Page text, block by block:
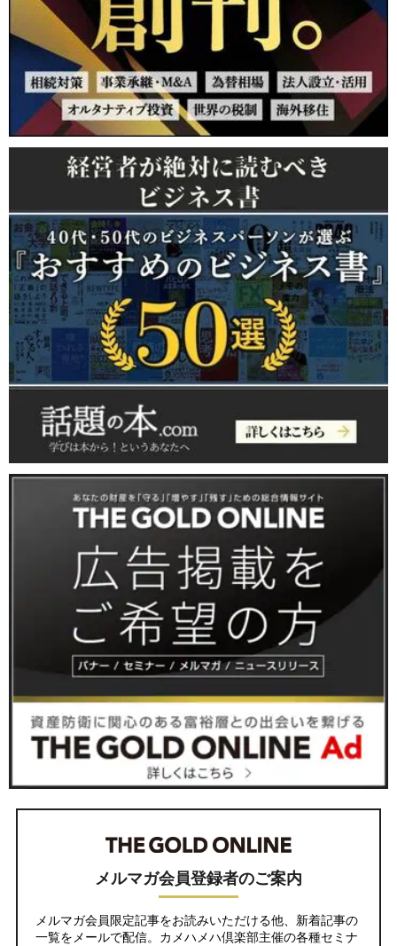
メルマガ会員登録者のご案内
メルマガ会員限定記事をお読みいただける他、新着記事の
一覧をメールで配信。カメハメハ倶楽部主催の各種セミナ